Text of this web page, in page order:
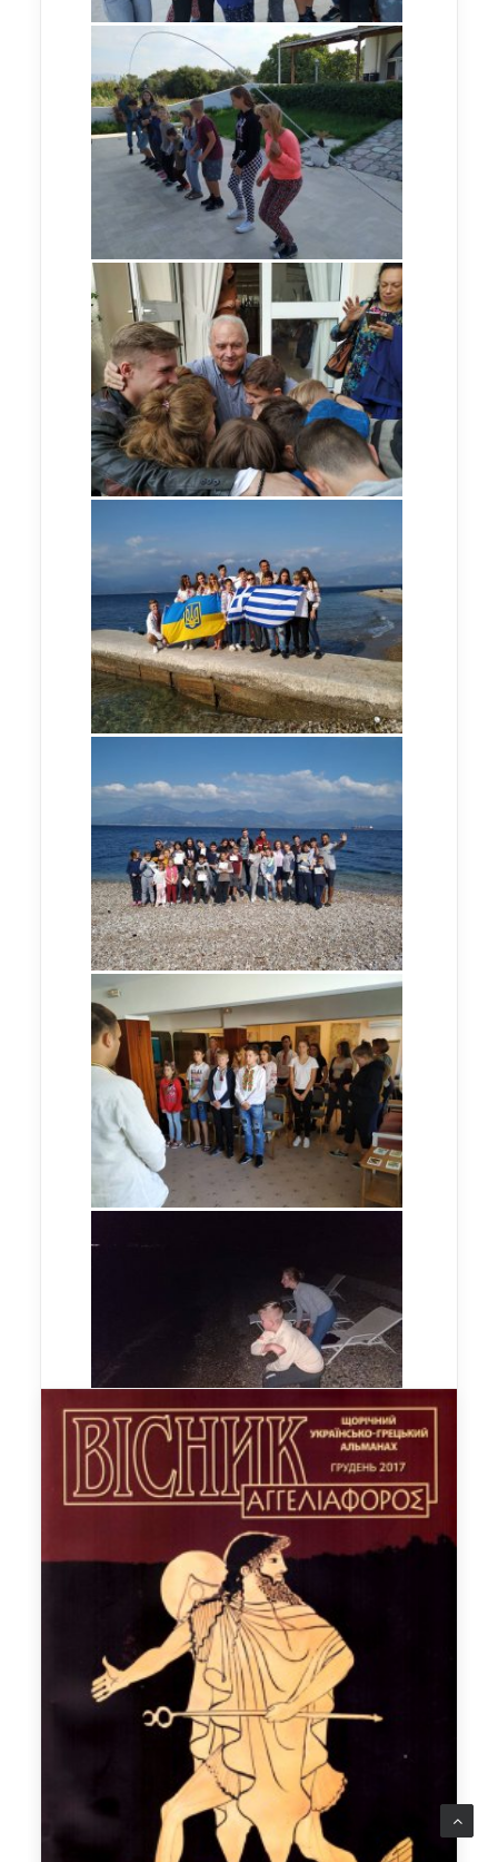
13 жовтня 2018 року українські діаспоряни
Греції та гості з України взяли участь у
великому заході – Першому фестивалі
“Зустріч світового Еллінізму” під гаслом “Усі
разом – можемо”, який відбувся на стадіоні
Аполлона в столиці Пелопоннесу – Патрах,
район Перівола. Фестиваль проводився
Українсько-Грецькою спілкою дружби “Фарос”
у співорганізації з Периферією Західної
Греції, за участю представників уряду Греції,